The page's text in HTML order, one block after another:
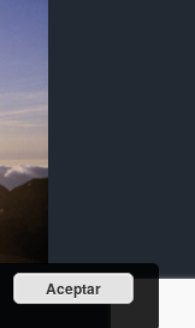
Aceptar